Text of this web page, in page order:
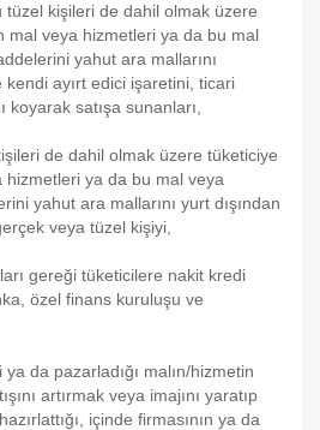
tüzel kişileri de dahil olmak üzere
mal veya hizmetleri ya da bu mal
yahut ara mallarını
ayırt edici işaretini, ticari
koyarak satışa sunanları,
de dahil olmak üzere tüketiciye
ya da bu mal veya
yahut ara mallarını yurt dışından
veya tüzel kişiyi,
gereği tüketicilere nakit kredi
özel finans kuruluşu ve
da pazarladığı malın/hizmetin
artırmak veya imajını yaratıp
içinde firmasının ya da